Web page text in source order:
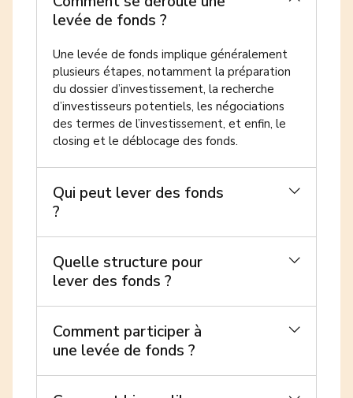
levée de fonds ?
Une levée de fonds implique généralement
plusieurs étapes, notamment la préparation
du dossier d’investissement, la recherche
d’investisseurs potentiels, les négociations
des termes de l’investissement, et enfin, le
closing et le déblocage des fonds.
Qui peut lever des fonds
?
Quelle structure pour
lever des fonds ?
Comment participer à
une levée de fonds ?